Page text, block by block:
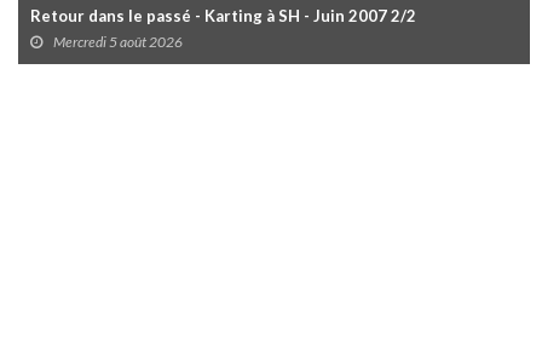
Retour dans le passé - Karting à SH - Juin 2007 2/2
Mercredi 5 août 2026